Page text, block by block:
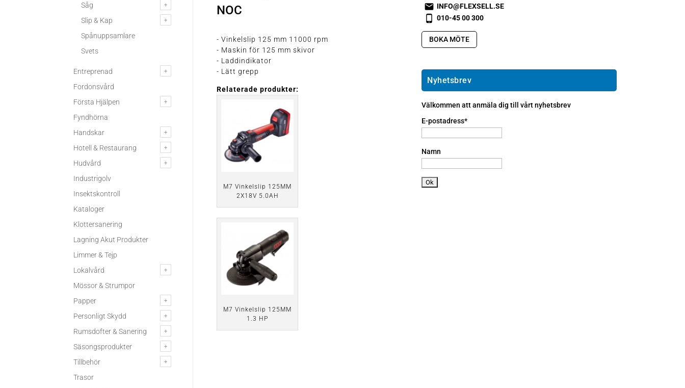
Såg
Slip & Kap
Spånuppsamlare
Svets
Entreprenad
Fordonsvård
Första Hjälpen
Fyndhörna
Handskar
Hotell & Restaurang
Hudvård
Industrigolv
Insektskontroll
Kataloger
Klottersanering
Lagning Akut Produkter
Limmer & Tejp
Lokalvård
Mössor & Strumpor
Papper
Personligt Skydd
Rumsdofter & Sanering
Säsongsprodukter
Tillbehör
Trasor
NOC
- Vinkelslip 125 mm 11000 rpm
- Maskin för 125 mm skivor
- Laddindikator
- Lätt grepp
Relaterade produkter:
M7 Vinkelslip 125MM
2X18V 5.0AH
M7 Vinkelslip 125MM
1.3 HP
s
m
t2
o
e
ic
o
s
m
t1
e
ai
ic
o
n
INFO@FLEXSELL.SE
s
m
t2
h
o
n
e
a
n
dr
oi
d
ic
o
n
010-45 00 300
BOKA MÖTE
Nyhetsbrev
Välkommen att anmäla dig till vårt nyhetsbrev
E-postadress*
Namn